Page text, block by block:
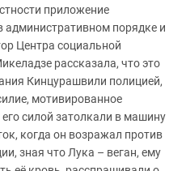
приложение
административном порядке и
Центра социальной
рассказала, что это
Кинцурашвили полицией,
мотивированное
силой затолкали в машину
когда он возражал против
зная что Лука – веган, ему